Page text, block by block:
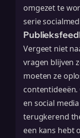
omgezet te
serie
Vergeet niet
vragen blijven
moeten ze
contentideeën.
en social
terugkerend
een kans hebt